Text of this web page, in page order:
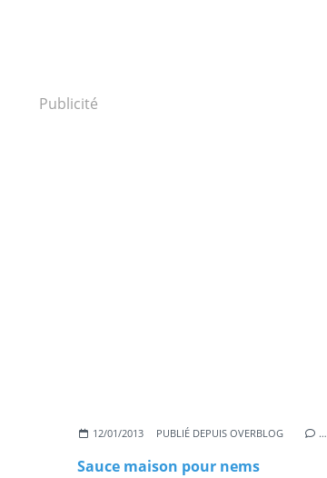
Publicité
12/01/2013 PUBLIÉ DEPUIS OVERBLOG …
Sauce maison pour nems